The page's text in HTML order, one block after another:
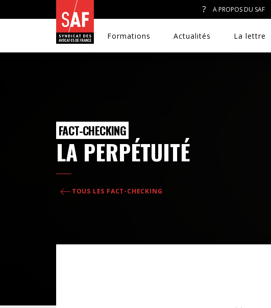
A PROPOS DU SAF
Formations Actualités La lettre
CONGRÈS DU SAF
DISCRIMINATIONS
FACT-CHECKING
LA PERPÉTUITÉ
TOUS LES FACT-CHECKING